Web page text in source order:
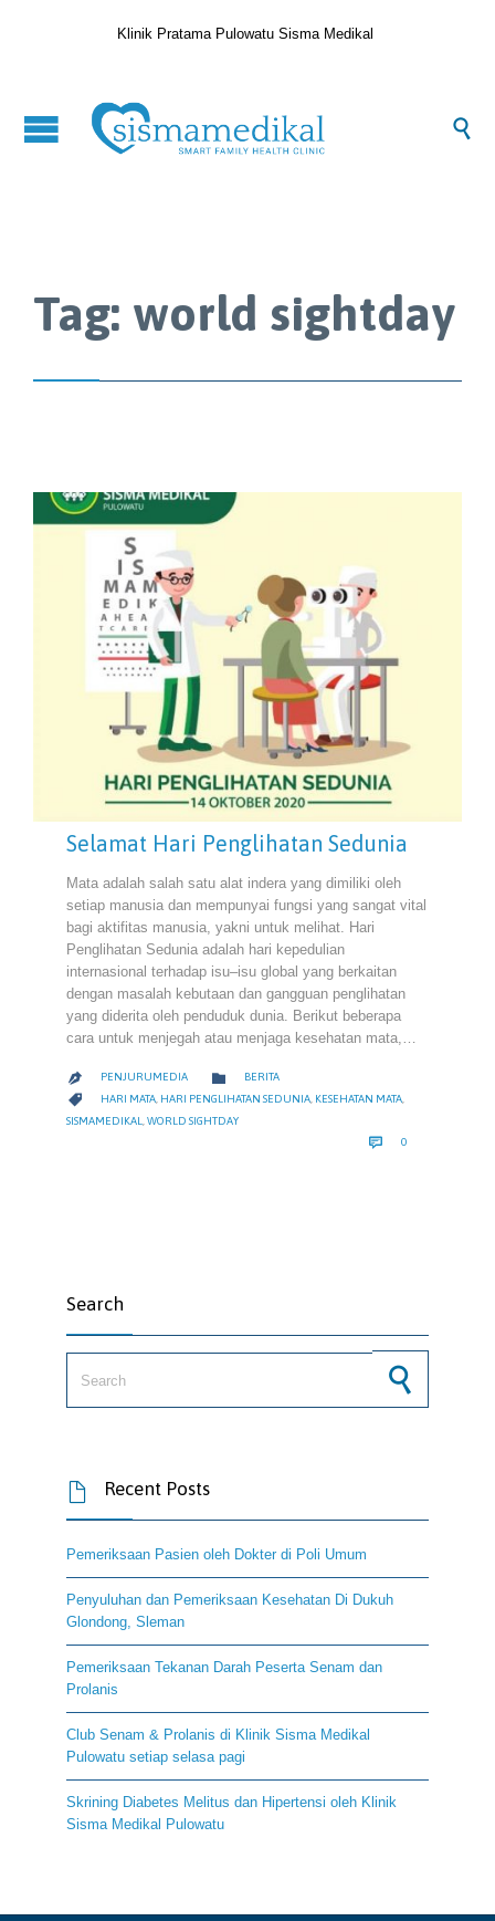
Klinik Pratama Pulowatu Sisma Medikal

Tag: world sightday
Selamat Hari Penglihatan Sedunia
Mata adalah salah satu alat indera yang dimiliki oleh
setiap manusia dan mempunyai fungsi yang sangat vital
bagi aktifitas manusia, yakni untuk melihat. Hari
Penglihatan Sedunia adalah hari kepedulian
internasional terhadap isu–isu global yang berkaitan
dengan masalah kebutaan dan gangguan penglihatan
yang diderita oleh penduduk dunia. Berikut beberapa
cara untuk menjegah atau menjaga kesehatan mata,…
 PENJURUMEDIA  CATEGORY
BERITA
 CATEGORY
HARI MATA, HARI PENGLIHATAN SEDUNIA, KESEHATAN MATA,
SISMAMEDIKAL
WORLD SIGHTDAY
 0
Search
 Recent Posts
Pemeriksaan Pasien oleh Dokter di Poli Umum
Penyuluhan dan Pemeriksaan Kesehatan Di Dukuh
Glondong, Sleman
Pemeriksaan Tekanan Darah Peserta Senam dan
Prolanis
Club Senam & Prolanis di Klinik Sisma Medikal
Pulowatu setiap selasa pagi
Skrining Diabetes Melitus dan Hipertensi oleh Klinik
Sisma Medikal Pulowatu